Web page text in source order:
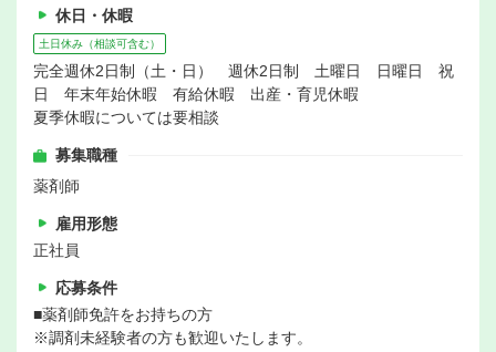
休日・休暇
土日休み（相談可含む）
完全週休2日制（土・日） 週休2日制 土曜日 日曜日 祝
日 年末年始休暇 有給休暇 出産・育児休暇
夏季休暇については要相談
募集職種
薬剤師
雇用形態
正社員
応募条件
■薬剤師免許をお持ちの方
※調剤未経験者の方も歓迎いたします。